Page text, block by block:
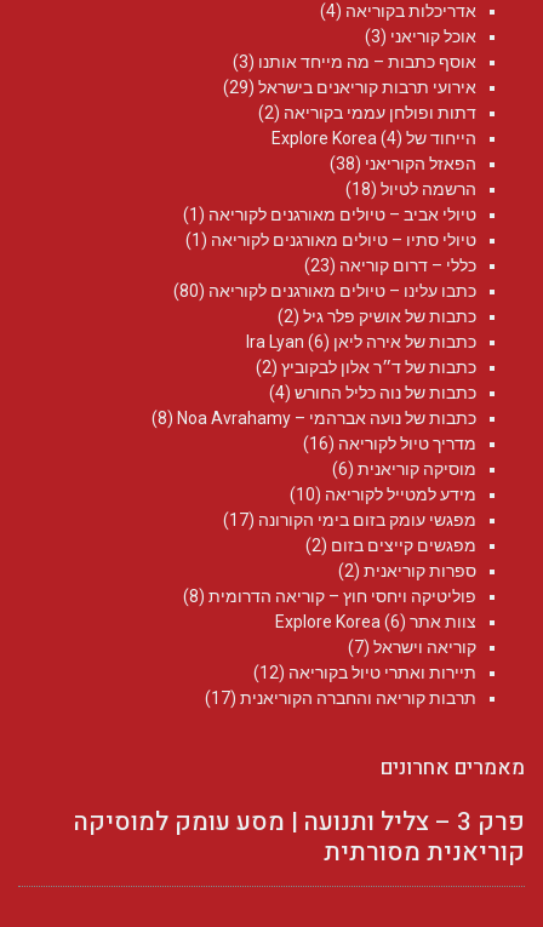
אדריכלות בקוריאה (4)
אוכל קוריאני (3)
אוסף כתבות – מה מייחד אותנו (3)
אירועי תרבות קוריאנים בישראל (29)
דתות ופולחן עממי בקוריאה (2)
הייחוד של Explore Korea (4)
הפאזל הקוריאני (38)
הרשמה לטיול (18)
טיולי אביב – טיולים מאורגנים לקוריאה (1)
טיולי סתיו – טיולים מאורגנים לקוריאה (1)
כללי – דרום קוריאה (23)
כתבו עלינו – טיולים מאורגנים לקוריאה (80)
כתבות של אושיק פלר גיל (2)
כתבות של אירה ליאן Ira Lyan (6)
כתבות של ד״ר אלון לבקוביץ (2)
כתבות של נוה כליל החורש (4)
כתבות של נועה אברהמי – Noa Avrahamy‏
(8)
מדריך טיול לקוריאה (16)
מוסיקה קוריאנית (6)
מידע למטייל לקוריאה (10)
מפגשי עומק בזום בימי הקורונה (17)
מפגשים קייצים בזום (2)
ספרות קוריאנית (2)
פוליטיקה ויחסי חוץ – קוריאה הדרומית (8)
צוות אתר Explore Korea (6)
קוריאה וישראל (7)
תיירות ואתרי טיול בקוריאה (12)
תרבות קוריאה והחברה הקוריאנית (17)
מאמרים אחרונים
פרק 3 – צליל ותנועה | מסע עומק למוסיקה
קוריאנית מסורתית